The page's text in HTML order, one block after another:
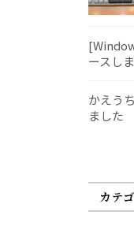
ースし
かえう
ました
カテ